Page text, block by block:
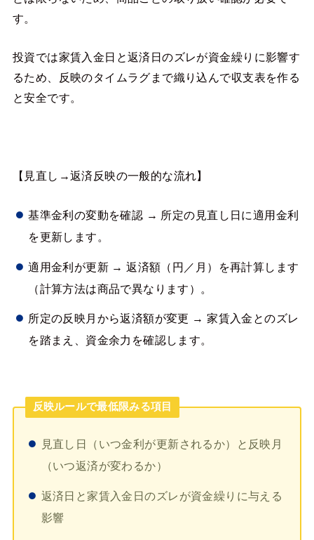
す。
投資では家賃入金日と返済日のズレが資金繰りに影響す
るため、反映のタイムラグまで織り込んで収支表を作る
と安全です。
【見直し→返済反映の一般的な流れ】
基準金利の変動を確認 → 所定の見直し日に適用金利
を更新します。
適用金利が更新 → 返済額（円／月）を再計算します
（計算方法は商品で異なります）。
所定の反映月から返済額が変更 → 家賃入金とのズレ
を踏まえ、資金余力を確認します。
反映ルールで最低限みる項目
見直し日（いつ金利が更新されるか）と反映月
（いつ返済が変わるか）
返済日と家賃入金日のズレが資金繰りに与える
影響